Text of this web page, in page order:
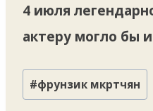
4 июля
актеру могло бы
Метки
записи:
#фрунзик мкртчян